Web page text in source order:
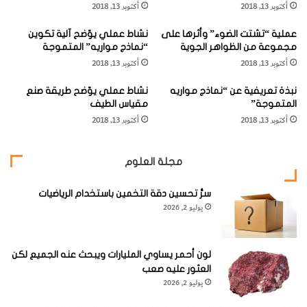
الصَّرَد الوَقواقيّ الأسوَد ( Black Cuckooshrike
)
الاسم العلمي:
Campephaga flava، فصيلة أكّالة اليَساريع
(
Campephagidae)، الطول 21 سم / 8 بوصات.
ل
ط
وَّ
ق
ب
ل
ذّ
ي
"
أكتوبر 13, 2018 أكتوبر 13, 2018
عملية “تشتت الضوء” وأثرها على
مجموعة من الظواهر الجوية
أكتوبر 13, 2018
نشاط عملي يوّضح آلية تكوين
“نماذج مواريه” المتموجة
أكتوبر 13, 2018
نبذة تعريفية عن “نماذج مواريه
المتموجة”
أكتوبر 13, 2018
نشاط عملي يوّضح طريقة صنع
مقياس الطيف
أكتوبر 13, 2018
مجلة العلوم
سرُّ تحسين دقة التخمين باستخدام الرياضيات
يوليو 2, 2026
لون أحمر يساوي المليارات ويبحث عنه الجميع لكن
العثور عليه صعب
يوليو 2, 2026